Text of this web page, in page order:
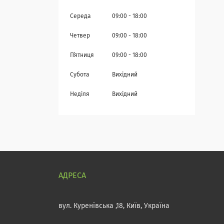
Середа 09:00 18:00
Четвер 09:00 18:00
Пʼятниця 09:00 18:00
Субота Вихідний
Неділя Вихідний
вул. Куренівська ,18, Київ, Україна